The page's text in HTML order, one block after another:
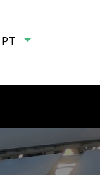
PT Lista de ações